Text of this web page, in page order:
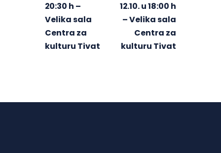
20:30 h –
Velika sala
Centra za
kulturu Tivat
12.10. u 18:00 h
– Velika sala
Centra za
kulturu Tivat